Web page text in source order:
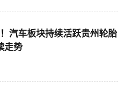
汽车板块持续活跃贵州轮胎
走势